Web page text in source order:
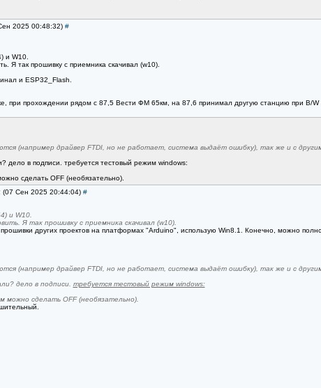
2025 00:48:32) #
и W10.
Я так прошивку с приемника скачивал (w10).
и ESP32_Flash.
при прохождении рядом с 87,5 Вести ФМ 65км, на 87,6 принимал другую станцию при B/
(например драйвер FTDI, но не работает, система выдаёт ошибку), так же и с
в подписи. требуется тестовый режим windows:
сделать OFF (необязательно).
(07 Сен 2025 20:44:04) #
и W10.
Я так прошивку с приемника скачивал (w10).
других проектов на платформах "Arduino", использую Win8.1. Конечно, можно
(например драйвер FTDI, но не работает, система выдаёт ошибку), так же и с
дело в подписи. требуется тестовый режим windows:
можно сделать OFF (необязательно).